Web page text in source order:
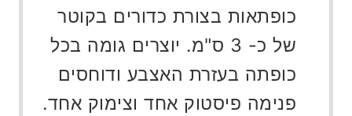
כופתאות בצורת כדורים בקוטר
של כ- 3 ס"מ. יוצרים גומה בכל
כופתה בעזרת האצבע ודוחסים
פנימה פיסטוק אחד וצימוק אחד.